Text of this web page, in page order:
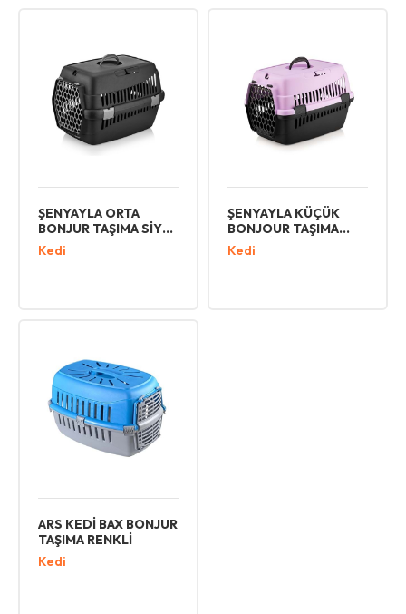
ŞENYAYLA ORTA
BONJUR TAŞIMA SİYAH
5097
Kedi
ŞENYAYLA KÜÇÜK
BONJOUR TAŞIMA
RENKLİ 5096
Kedi
ARS KEDİ BAX BONJUR
TAŞIMA RENKLİ
Kedi